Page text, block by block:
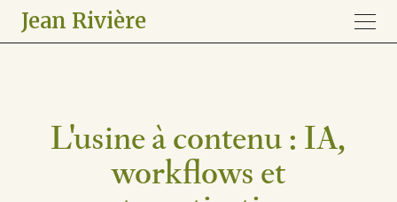
Jean Rivière
L'usine à contenu : IA,
workflows et